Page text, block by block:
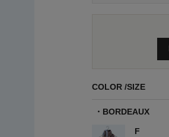
COLOR SIZE
BORDEAUX
F